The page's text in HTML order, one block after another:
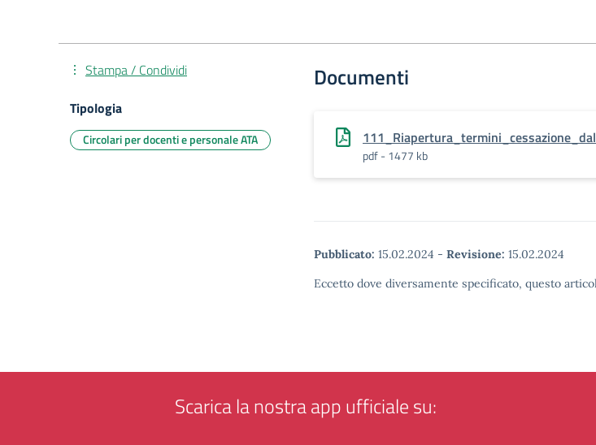
Documenti
pdf - 1477 kb
Pubblicato: 15.02.2024 - Revisione: 15.02.2024
Eccetto dove diversamente specificato, questo
Stampa / Condividi
Tipologia
Circolari per docenti e personale ATA
Scarica la nostra app ufficiale su: